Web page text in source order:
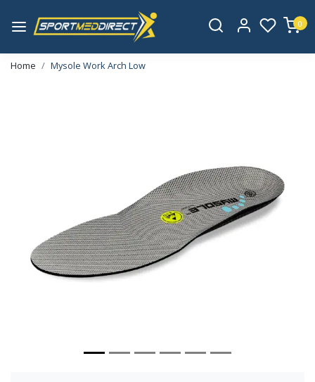
0
Home Mysole Work Arch Low
Vorige